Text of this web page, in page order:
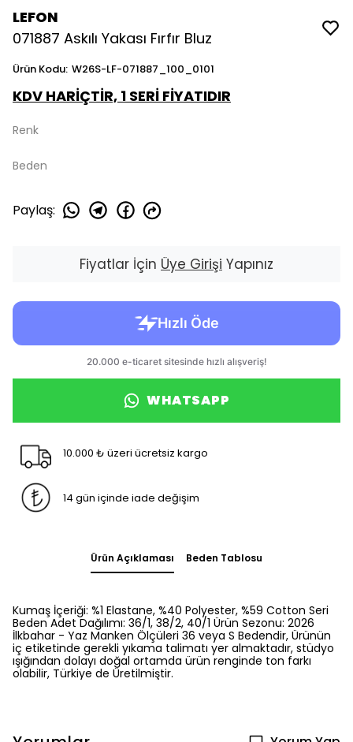
LEFON
071887 Askılı Yakası Fırfır Bluz
Ürün Kodu: W26S-LF-071887_100_0101
KDV HARİÇTİR, 1 SERİ FİYATIDIR
Renk
Beden
Paylaş:
Fiyatlar İçin Üye Girişi Yapınız
WHATSAPP
10.000 ₺ üzeri ücretsiz kargo
14 gün içinde iade değişim
Ürün Açıklaması Beden Tablosu
Kumaş İçeriği: %1 Elastane, %40 Polyester, %59 Cotton Seri
Beden Adet Dağılımı: 36/1, 38/2, 40/1 Ürün Sezonu: 2026
İlkbahar - Yaz Manken Ölçüleri 36 veya S Bedendir, Ürünün
iç etiketinde gerekli yıkama talimatı yer almaktadır, stüdyo
ışığından dolayı doğal ortamda ürün renginde ton farkı
olabilir, Türkiye de Üretilmiştir.